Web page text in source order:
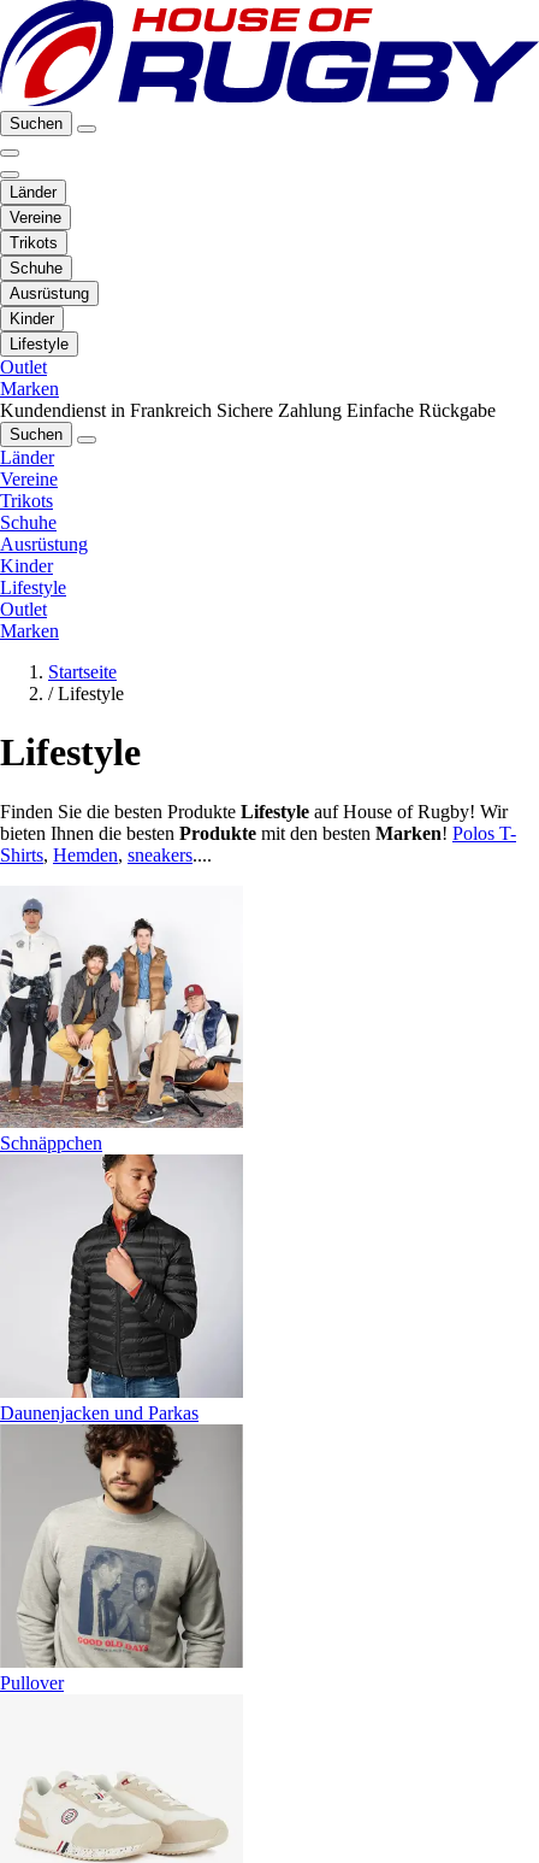
Suchen
Länder
Vereine
Trikots
Schuhe
Ausrüstung
Kinder
Lifestyle
Outlet
Marken
Kundendienst in Frankreich Sichere Zahlung Einfache Rückgabe
Suchen
Länder
Vereine
Trikots
Schuhe
Ausrüstung
Kinder
Lifestyle
Outlet
Marken
Startseite
/ Lifestyle
Lifestyle
Finden Sie die besten Produkte Lifestyle auf House of Rugby! Wir
bieten Ihnen die besten Produkte mit den besten Marken! Polos T-
Shirts, Hemden, sneakers....
Schnäppchen
Daunenjacken und Parkas
Pullover